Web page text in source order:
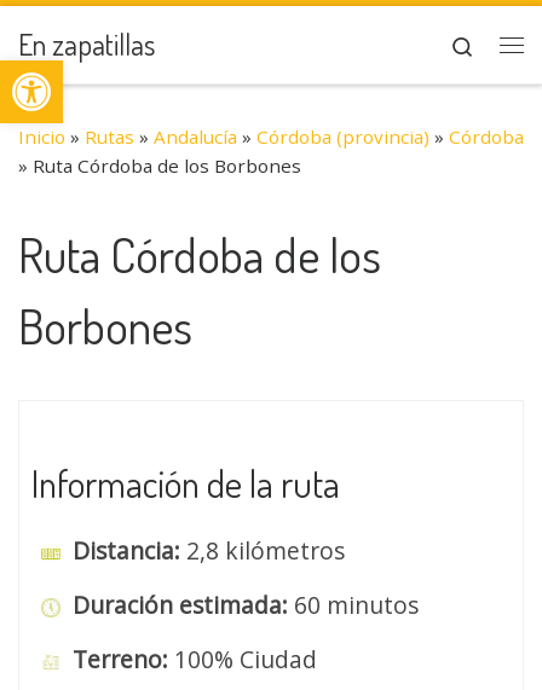
Abrir barra de herramientas
Saltar al contenido
En zapatillas
Search
Inicio » Rutas » Andalucía » Córdoba (provincia) » Córdoba
» Ruta Córdoba de los Borbones
Ruta Córdoba de los
Borbones
Información de la ruta
Distancia: 2,8 kilómetros
Duración estimada: 60 minutos
Terreno: 100% Ciudad